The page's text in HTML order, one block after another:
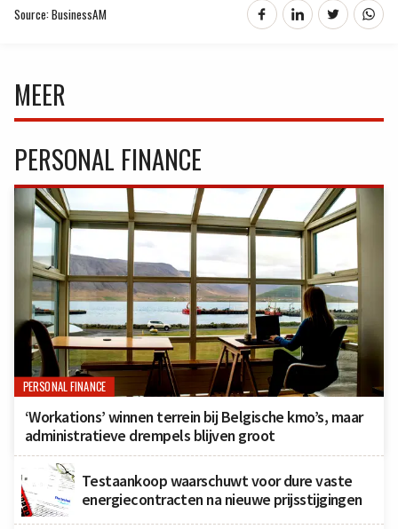
Source: BusinessAM
MEER
PERSONAL FINANCE
PERSONAL FINANCE
‘Workations’ winnen terrein bij Belgische kmo’s, maar
administratieve drempels blijven groot
Testaankoop waarschuwt voor dure vaste
energiecontracten na nieuwe prijsstijgingen